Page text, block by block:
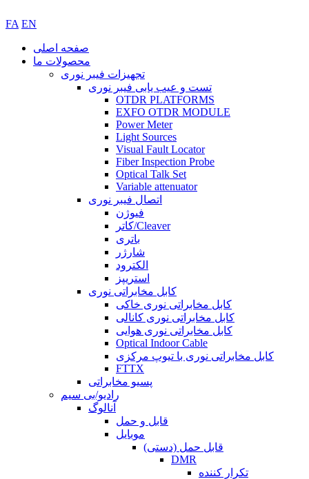
FA EN
صفحه اصلی
محصولات ما
تجهیزات فیبر نوری
تست و عیب یابی فیبر نوری
OTDR PLATFORMS
EXFO OTDR MODULE
Power Meter
Light Sources
Visual Fault Locator
Fiber Inspection Probe
Optical Talk Set
Variable attenuator
اتصال فیبر نوری
فیوژن
کاتر/Cleaver
باتری
شارژر
الکترود
استریپز
کابل مخابراتی نوری
کابل مخابراتی نوری خاکی
کابل مخابراتی نوری کانالی
کابل مخابراتی نوری هوایی
Optical Indoor Cable
کابل مخابراتی نوری با تیوپ مرکزی
FTTX
پسیو مخابراتی
رادیو/بی سیم
آنالوگ
قابل و حمل
موبایل
قابل حمل (دستی)
DMR
تکرار کننده